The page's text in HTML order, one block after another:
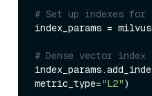
# Set up indexes for
index_params =
# Dense vector index
metric_type="L2")